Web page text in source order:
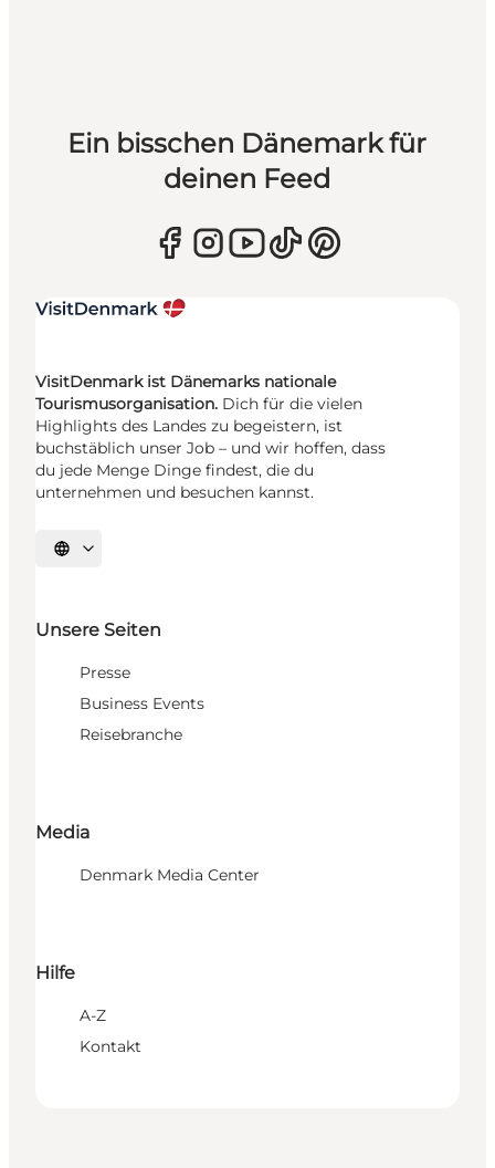
Ein bisschen Dänemark für
deinen Feed
VisitDenmark ist Dänemarks nationale
Tourismusorganisation. Dich für die vielen
Highlights des Landes zu begeistern, ist
buchstäblich unser Job – und wir hoffen, dass
du jede Menge Dinge findest, die du
unternehmen und besuchen kannst.
Sprache auswählen
Unsere Seiten
Presse
Business Events
Reisebranche
Media
Denmark Media Center
Hilfe
A-Z
Kontakt